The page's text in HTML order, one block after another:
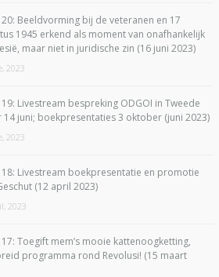
Beeldvorming bij de veteranen en 17
1945 erkend als moment van onafhankelijk
maar niet in juridische zin (16 juni 2023)
2023
Livestream bespreking ODGOI in Tweede
14 juni; boekpresentaties 3 oktober (juni 2023)
2023
Livestream boekpresentatie en promotie
(12 april 2023)
2023
Toegift mem’s mooie kattenoogketting,
programma rond Revolusi! (15 maart